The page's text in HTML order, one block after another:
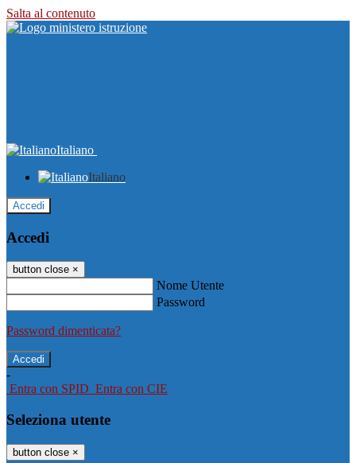
Salta al contenuto
Italiano
Italiano
Accedi
Accedi
button close ×
Nome Utente
Password
Password dimenticata?
-
Entra con SPID Entra con CIE
Seleziona utente
button close ×